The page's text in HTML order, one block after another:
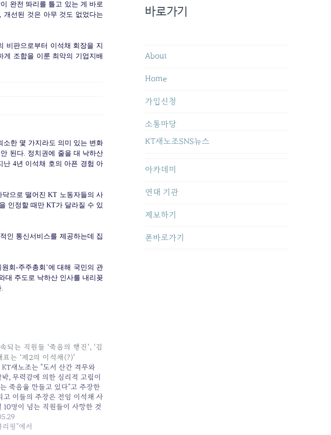
완전 똬리를 틀고 있는 게 바로
선된 것은 아무 것도 없었다는
비판으로부터 이석채 회장을 지
조합을 이룬 최악의 기업지배
한 몇 가지라도 의미 있는 변화
된다. 정치권에 줄을 대 낙하산
난 4년 이석채 호의 아픈 경험 아
으로 떨어진 KT 노동자들의 사
인정할 때만 KT가 달라질 수 있
인 통신서비스를 제공하는데 집
회-주주총회’에 대해 국민의 관
대 주도로 낙하산 인사를 내리꽂
되는 직원들 ‘죽음의 행진’, ‘김
표는 ‘제2의 이석채(?)’
KT새노조는 "도서 산간 격무와
박, 무력감에 의한 심리적 고립이
죽음을 만들고 있다"고 주장한
고 이들의 주장은 전임 이석채 사
10명이 넘는 직원들이 사망한 것
한... 원본 기사: KT, 계속되는
죽음의 행진', '김영섭 대표는 '제
리핑"에서
바로가기
About
Home
가입신청
소통마당
KT새노조SNS뉴스
아카데미
연대 기관
제보하기
폰바로가기